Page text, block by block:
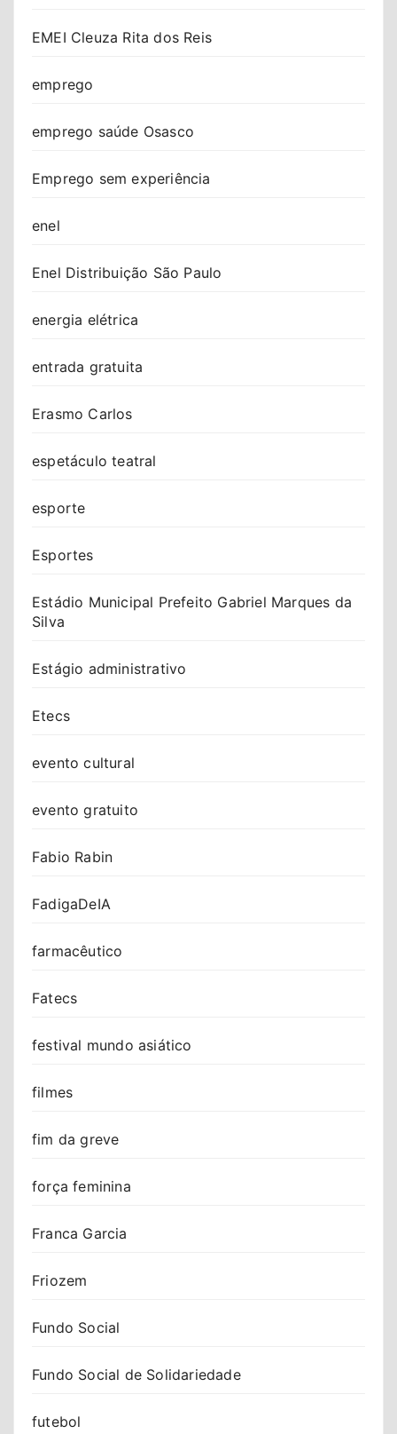
EMEI Cleuza Rita dos Reis
emprego
emprego saúde Osasco
Emprego sem experiência
enel
Enel Distribuição São Paulo
energia elétrica
entrada gratuita
Erasmo Carlos
espetáculo teatral
esporte
Esportes
Estádio Municipal Prefeito Gabriel Marques da
Silva
Estágio administrativo
Etecs
evento cultural
evento gratuito
Fabio Rabin
FadigaDeIA
farmacêutico
Fatecs
festival mundo asiático
filmes
fim da greve
força feminina
Franca Garcia
Friozem
Fundo Social
Fundo Social de Solidariedade
futebol